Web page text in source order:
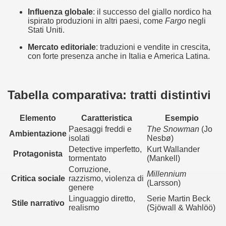
Influenza globale: il successo del giallo nordico ha
ispirato produzioni in altri paesi, come Fargo negli
Stati Uniti.
Mercato editoriale: traduzioni e vendite in crescita,
con forte presenza anche in Italia e America Latina.
Tabella comparativa: tratti distintivi
Elemento Caratteristica
Esempio
Ambientazione
Paesaggi freddi e
isolati
The Snowman (Jo
Nesbø)
Protagonista
Detective imperfetto,
tormentato
Kurt Wallander
(Mankell)
Critica sociale
Corruzione,
razzismo, violenza di
genere
Millennium
(Larsson)
Stile narrativo
Linguaggio diretto,
realismo
Serie Martin Beck
(Sjöwall & Wahlöö)
troppo parziale.
è riuscito a tenere alto il proprio nome, è anche
nella storia del cinema